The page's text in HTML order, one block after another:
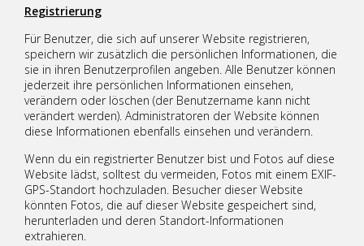
Registrierung
Für Benutzer, die sich auf unserer Website registrieren,
speichern wir zusätzlich die persönlichen Informationen, die
sie in ihren Benutzerprofilen angeben. Alle Benutzer können
jederzeit ihre persönlichen Informationen einsehen,
verändern oder löschen (der Benutzername kann nicht
verändert werden). Administratoren der Website können
diese Informationen ebenfalls einsehen und verändern.
Wenn du ein registrierter Benutzer bist und Fotos auf diese
Website lädst, solltest du vermeiden, Fotos mit einem EXIF-
GPS-Standort hochzuladen. Besucher dieser Website
könnten Fotos, die auf dieser Website gespeichert sind,
herunterladen und deren Standort-Informationen
extrahieren.